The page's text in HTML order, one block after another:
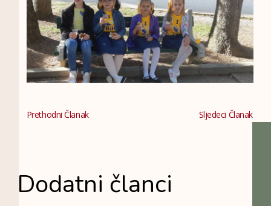
Prethodni Članak Sljedeci Članak
Dodatni članci